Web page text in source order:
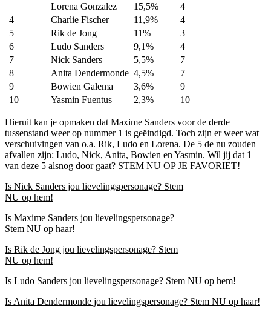
Lorena Gonzalez
15,5%
4
4
Charlie Fischer 11,9%
4
5
Rik de Jong 11%
3
6
Ludo Sanders 9,1%
4
7
Nick Sanders 5,5%
7
8
Anita Dendermonde 4,5%
7
9
Bowien Galema 3,6%
9
10
Yasmin Fuentus 2,3% 10
Hieruit kan je opmaken dat Maxime Sanders voor de derde
tussenstand weer op nummer 1 is geëindigd. Toch zijn er weer wat
verschuivingen van o.a. Rik, Ludo en Lorena. De 5 de nu zouden
afvallen zijn: Ludo, Nick, Anita, Bowien en Yasmin. Wil jij dat 1
van deze 5 alsnog door gaat? STEM NU OP JE FAVORIET!
Is Nick Sanders jou lievelingspersonage? Stem
NU op hem!
Is Maxime Sanders jou lievelingspersonage?
Stem NU op haar!
Is Rik de Jong jou lievelingspersonage? Stem
NU op hem!
Is Ludo Sanders jou lievelingspersonage? Stem NU op hem!
Is Anita Dendermonde jou lievelingspersonage? Stem NU op haar!